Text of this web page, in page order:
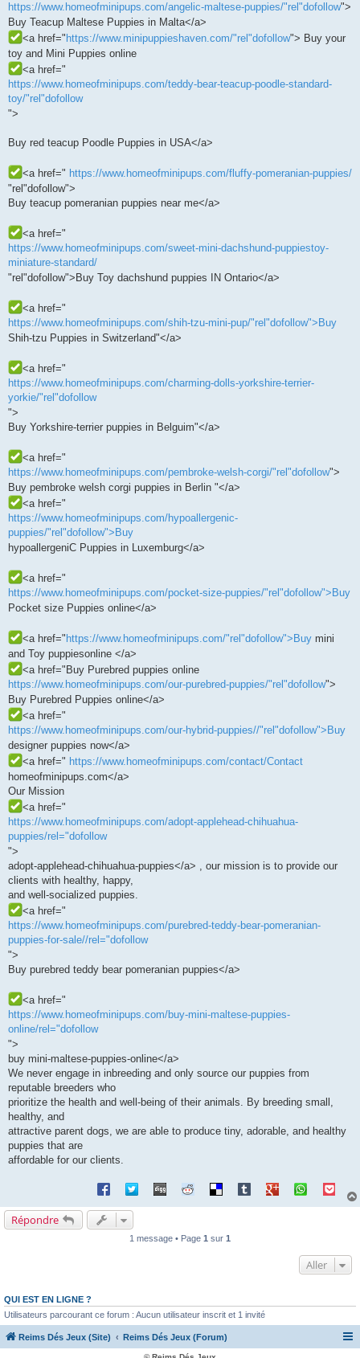
https://www.homeofminipups.com/angelic-maltese-puppies/"rel"dofollow">
Buy Teacup Maltese Puppies in Malta</a>
<a href=" https://www.minipuppieshaven.com/"rel"dofollow"> Buy your
toy and Mini Puppies online
<a href="
https://www.homeofminipups.com/teddy-bear-teacup-poodle-standard-
toy/"rel"dofollow
">
Buy red teacup Poodle Puppies in USA</a>
<a href=" https://www.homeofminipups.com/fluffy-pomeranian-puppies/
‎"rel"dofollow">
Buy teacup pomeranian puppies near me</a>
<a href="
https://www.homeofminipups.com/sweet-mini-dachshund-puppiestoy-
miniature-standard/
‎"rel"dofollow">Buy Toy dachshund puppies IN Ontario</a>
<a href="
https://www.homeofminipups.com/shih-tzu-mini-pup/"rel"dofollow">Buy
Shih-tzu Puppies in Switzerland"</a>
<a href="
https://www.homeofminipups.com/charming-dolls-yorkshire-terrier-
yorkie/"rel"dofollow
">
Buy Yorkshire-terrier puppies in Belguim"</a>
<a href="
https://www.homeofminipups.com/pembroke-welsh-corgi/"rel"dofollow">
Buy pembroke welsh corgi puppies in Berlin "</a>
<a href="
https://www.homeofminipups.com/hypoallergenic-
puppies/"rel"dofollow">Buy
hypoallergeniC Puppies in Luxemburg</a>
<a href="
https://www.homeofminipups.com/pocket-size-puppies/"rel"dofollow">Buy
Pocket size Puppies online</a>
<a href=" https://www.homeofminipups.com/"rel"dofollow">Buy mini
and Toy puppiesonline </a>
<a href="Buy Purebred puppies online
https://www.homeofminipups.com/our-purebred-puppies/"rel"dofollow">
Buy Purebred Puppies online</a>
<a href="
https://www.homeofminipups.com/our-hybrid-puppies//"rel"dofollow">Buy
designer puppies now</a>
<a href=" https://www.homeofminipups.com/contact/Contact
homeofminipups.com</a>
Our Mission
<a href="
https://www.homeofminipups.com/adopt-applehead-chihuahua-
puppies/rel="dofollow
">
adopt-applehead-chihuahua-puppies</a> , our mission is to provide our
clients with healthy, happy,
and well-socialized puppies.
<a href="
https://www.homeofminipups.com/purebred-teddy-bear-pomeranian-
puppies-for-sale//rel="dofollow
">
Buy purebred teddy bear pomeranian puppies</a>
<a href="
https://www.homeofminipups.com/buy-mini-maltese-puppies-
online/rel="dofollow
">
buy mini-maltese-puppies-online</a>
We never engage in inbreeding and only source our puppies from
reputable breeders who
prioritize the health and well-being of their animals. By breeding small,
healthy, and
attractive parent dogs, we are able to produce tiny, adorable, and healthy
puppies that are
affordable for our clients.
Répondre
1 message • Page 1 sur 1
Aller
QUI EST EN LIGNE ?
Utilisateurs parcourant ce forum : Aucun utilisateur inscrit et 1 invité
Reims Dés Jeux (Site) Reims Dés Jeux (Forum)